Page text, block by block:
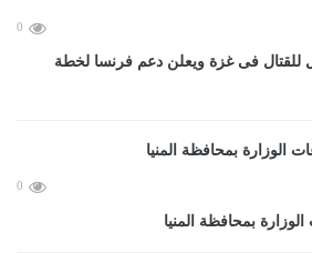
0
للقتال فى غزة ويعلن دعم فرنسا لخطة
0
بمحافظة المنيا